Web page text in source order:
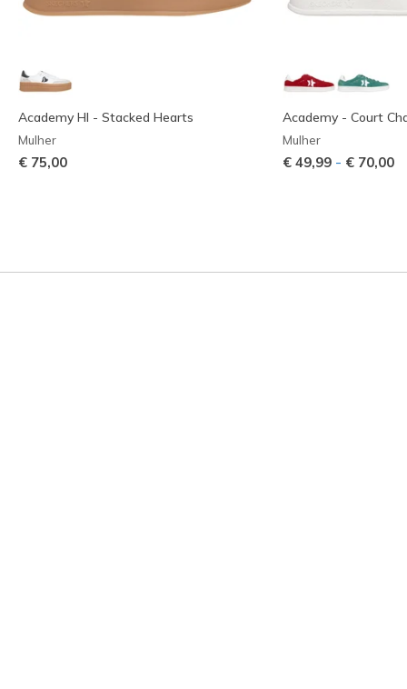
Academy HI - Stacked Hearts
Mulher
€ 75,00
Academy - Court
Mulher
€ 49,99 - € 70,00